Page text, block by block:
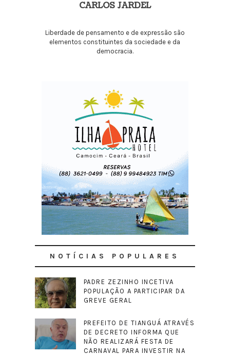
CARLOS JARDEL
Liberdade de pensamento e de expressão são
elementos constituintes da sociedade e da
democracia.
NOTÍCIAS POPULARES
PADRE ZEZINHO INCETIVA
POPULAÇÃO A PARTICIPAR DA
GREVE GERAL
PREFEITO DE TIANGUÁ ATRAVÉS
DE DECRETO INFORMA QUE
NÃO REALIZARÁ FESTA DE
CARNAVAL PARA INVESTIR NA